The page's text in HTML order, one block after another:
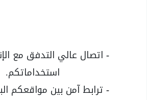
- اتصال عالي التدفق مع
استخداماتكم.
- ترابط آمن بين مواقعكم